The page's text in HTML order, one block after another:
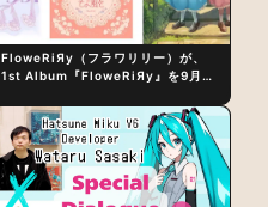
FloweRiЯy（フラワリリー）が、
1st Album『FloweRiЯy』を9月23